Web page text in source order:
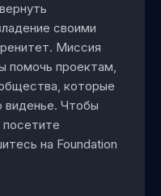
своими
Миссия
помочь проектам,
которые
виденье. Чтобы
посетите
на Foundation